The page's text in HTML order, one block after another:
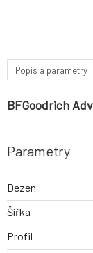
Popis a parametry
BFGoodrich
Parametry
Dezen
Šířka
Profil